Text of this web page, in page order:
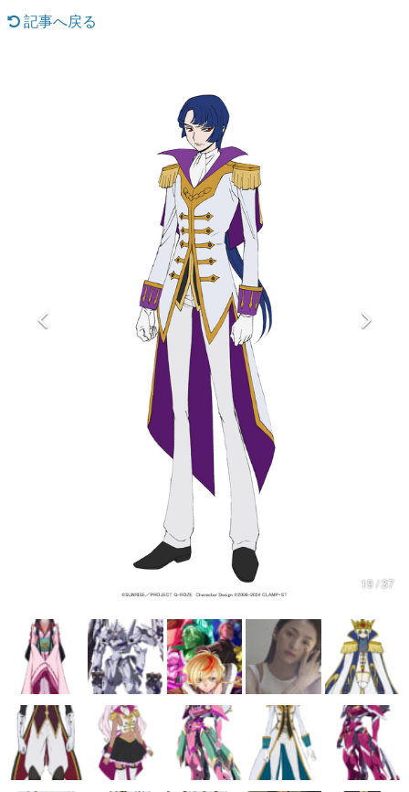
ゲームが変えた日本語
「経験値」「裏技」「ラスボス」… ゲームにまつわる言葉
の起源や用法の変遷を、コンピューター文化史研究家・タ
イニーP氏が徹底調査。
女性向け
電ファミニコゲーマーとは？
記事へ戻る
19 / 37